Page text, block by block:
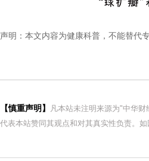
声明：本文内容为健康科普，不能替代
【慎重声明】
凡本站未注明来源为"中华
代表本站赞同其观点和对其真实性负责。